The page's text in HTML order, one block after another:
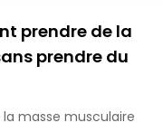
prendre de la
prendre du
la masse musculaire